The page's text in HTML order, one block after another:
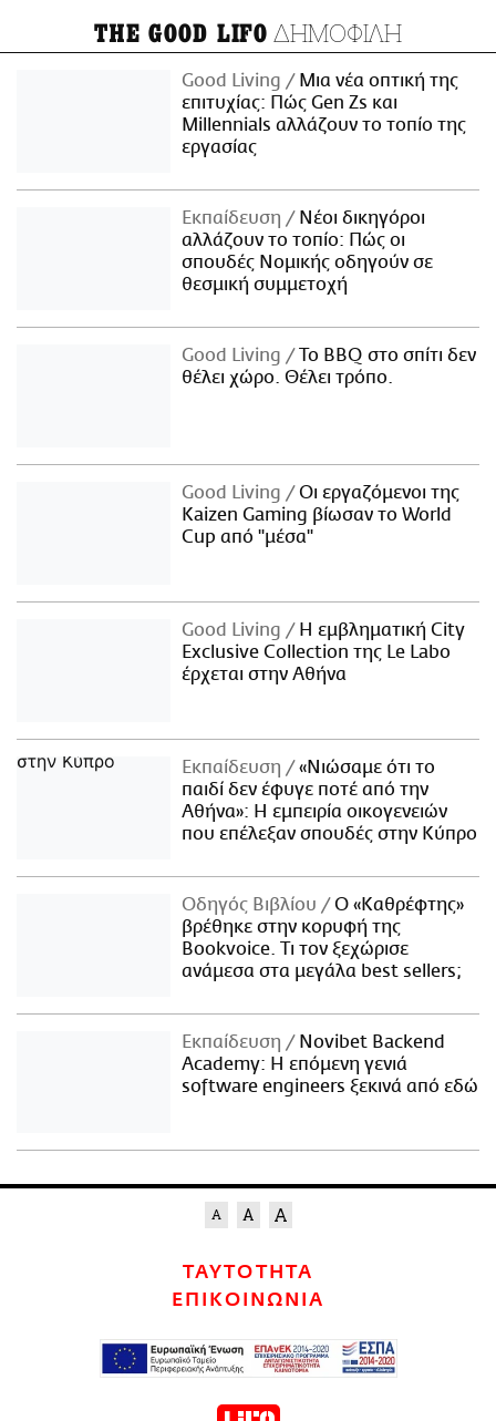
THE GOOD LIFO ΔΗΜΟΦΙΛΗ
Good Living
Μια νέα οπτική της
επιτυχίας: Πώς Gen Zs και
Millennials αλλάζουν το τοπίο της
εργασίας
Εκπαίδευση
Νέοι δικηγόροι
αλλάζουν το τοπίο: Πώς οι
σπουδές Νομικής οδηγούν σε
θεσμική συμμετοχή
Good Living
Το BBQ στο σπίτι δεν
θέλει χώρο. Θέλει τρόπο.
Good Living
Οι εργαζόμενοι της
Kaizen Gaming βίωσαν το World
Cup από "μέσα"
Good Living
Η εμβληματική City
Exclusive Collection της Le Labo
έρχεται στην Αθήνα
Εκπαίδευση
«Νιώσαμε ότι το
παιδί δεν έφυγε ποτέ από την
Αθήνα»: Η εμπειρία οικογενειών
που επέλεξαν σπουδές στην Κύπρο
Οδηγός Βιβλίου
Ο «Καθρέφτης»
βρέθηκε στην κορυφή της
Bookvoice. Τι τον ξεχώρισε
ανάμεσα στα μεγάλα best sellers;
Εκπαίδευση
Novibet Backend
Academy: Η επόμενη γενιά
software engineers ξεκινά από εδώ
ΤΑΥΤΟΤΗΤΑ
ΕΠΙΚΟΙΝΩΝΙΑ